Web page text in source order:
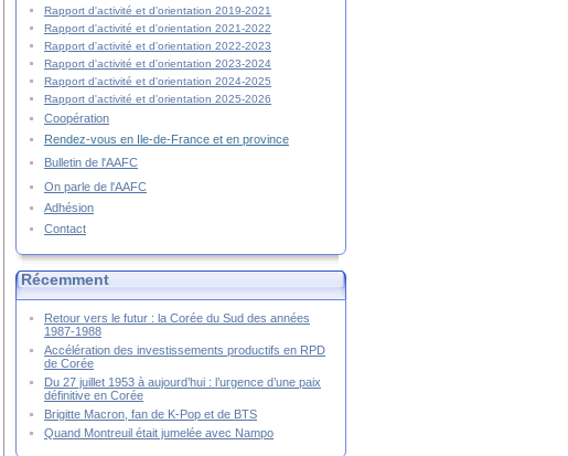
Rapport d'activité et d'orientation 2019-2021
Rapport d'activité et d'orientation 2021-2022
Rapport d'activité et d'orientation 2022-2023
Rapport d'activité et d'orientation 2023-2024
Rapport d'activité et d'orientation 2024-2025
Rapport d'activité et d'orientation 2025-2026
Coopération
Rendez-vous en Ile-de-France et en province
Bulletin de l'AAFC
On parle de l'AAFC
Adhésion
Contact
Récemment
Retour vers le futur : la Corée du Sud des années
1987-1988
Accélération des investissements productifs en RPD
de Corée
Du 27 juillet 1953 à aujourd’hui : l’urgence d’une paix
définitive en Corée
Brigitte Macron, fan de K-Pop et de BTS
Quand Montreuil était jumelée avec Nampo